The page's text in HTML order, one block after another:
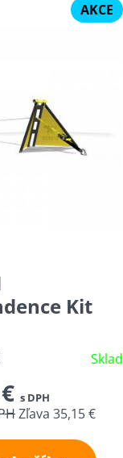
AKCE
Kit
Sklad
s DPH
Zľava 35,15 €